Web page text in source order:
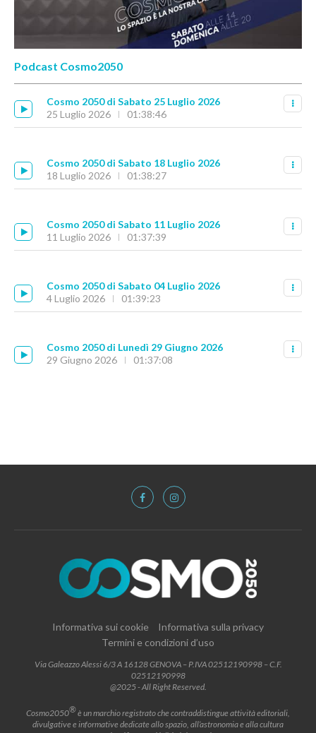
Podcast Cosmo2050
Cosmo 2050 di Sabato 25 Luglio 2026
25 Luglio 2026
01:38:46
Cosmo 2050 di Sabato 18 Luglio 2026
18 Luglio 2026
01:38:27
Cosmo 2050 di Sabato 11 Luglio 2026
11 Luglio 2026
01:37:39
Cosmo 2050 di Sabato 04 Luglio 2026
4 Luglio 2026
01:39:23
Cosmo 2050 di Lunedì 29 Giugno 2026
29 Giugno 2026
01:37:08
Informativa sui cookie
Informativa sulla privacy
Termini e condizioni d’uso
Via Galeazzo Alessi 6/3 A 16128 GENOVA – P.IVA 02512190998 – C.F.
02512190998
@2025 - All Right Reserved.
Cosmo2050®è un marchio registrato che contraddistingue attività editoriali,
divulgative e informative dedicate allo spazio, all’astronomia e alla cultura